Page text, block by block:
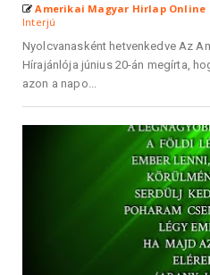
Amerikai Magyar Hirlap Online
Interjú
Nyolcvanasként hetvenkedve Az
Hírajánlója június 20-án megírta,
azon a napo...